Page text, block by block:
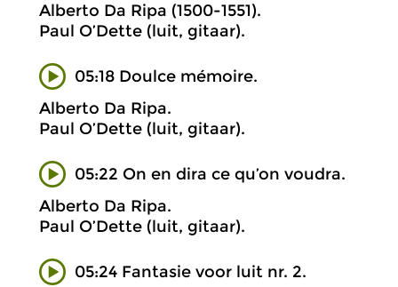
Alberto Da Ripa (1500-1551).
Paul O’Dette (luit, gitaar).
05:18 Doulce mémoire.
Alberto Da Ripa.
Paul O’Dette (luit, gitaar).
05:22 On en dira ce qu’on voudra.
Alberto Da Ripa.
Paul O’Dette (luit, gitaar).
05:24 Fantasie voor luit nr. 2.